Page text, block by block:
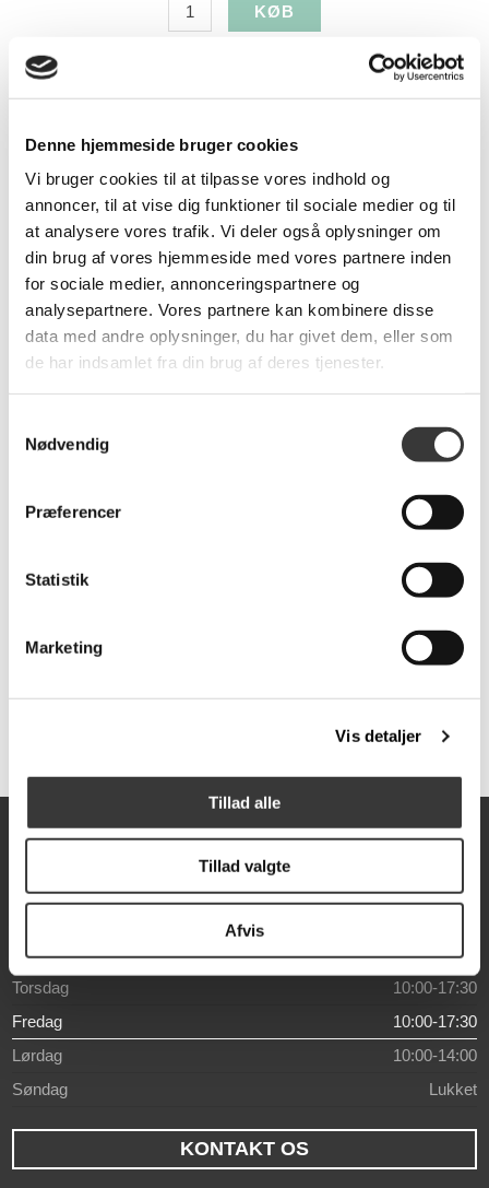
Denne hjemmeside bruger cookies
Vi bruger cookies til at tilpasse vores indhold og
annoncer, til at vise dig funktioner til sociale medier og til
at analysere vores trafik. Vi deler også oplysninger om
din brug af vores hjemmeside med vores partnere inden
for sociale medier, annonceringspartnere og
analysepartnere. Vores partnere kan kombinere disse
data med andre oplysninger, du har givet dem, eller som
de har indsamlet fra din brug af deres tjenester.
Nødvendig
Præferencer
Statistik
Marketing
Vis detaljer
Tillad alle
Tillad valgte
Afvis
Farve:Nano lamiant overflade
Længde:300
Bredde:100
Dess./træsort: Sorte X-ben i stål
Brands:Internat
Relaterede produkter
19.999,00 DKK
Mandag
10:00-17:30
Onsdag
10:00-17:30
Torsdag
10:00-17:30
Fredag
10:00-17:30
Lørdag
10:00-14:00
Søndag
Lukket
KONTAKT OS